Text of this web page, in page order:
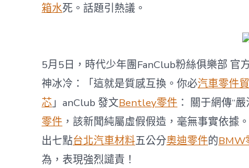
箱水死。話題引熱議。
5月5日，時代少年團FanClub粉絲俱樂部 官
神冰冷：「這就是質感互換。你必汽車零件
芯」anClub 發文Bentley零件 ： 關于網傳“
零件 ，該新聞純屬虛假假造，毫無事實依據
出七點台北汽車材料五公分奧迪零件的BMW
為，表現強烈譴責！